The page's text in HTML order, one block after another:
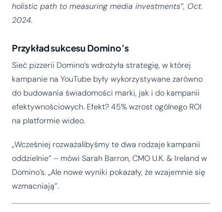
holistic path to measuring media investments”, Oct.
2024.
Przykład sukcesu Domino’s
Sieć pizzerii Domino’s wdrożyła strategię, w której
kampanie na YouTube były wykorzystywane zarówno
do budowania świadomości marki, jak i do kampanii
efektywnościowych. Efekt? 45% wzrost ogólnego ROI
na platformie wideo.
„Wcześniej rozważalibyśmy te dwa rodzaje kampanii
oddzielnie” – mówi Sarah Barron, CMO U.K. & Ireland w
Domino’s. „Ale nowe wyniki pokazały, że wzajemnie się
wzmacniają”.